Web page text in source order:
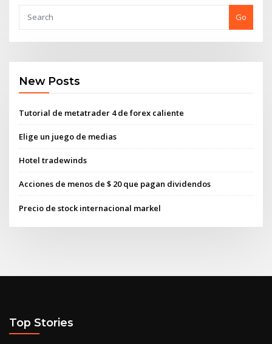
Go
New Posts
Tutorial de metatrader 4 de forex caliente
Elige un juego de medias
Hotel tradewinds
Acciones de menos de $ 20 que pagan dividendos
Precio de stock internacional markel
Top Stories